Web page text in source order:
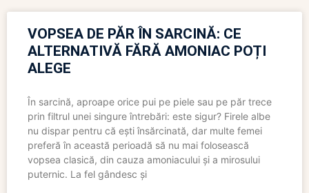
VOPSEA DE PĂR ÎN SARCINĂ: CE
ALTERNATIVĂ FĂRĂ AMONIAC POȚI
ALEGE
În sarcină, aproape orice pui pe piele sau pe păr trece
prin filtrul unei singure întrebări: este sigur? Firele albe
nu dispar pentru că ești însărcinată, dar multe femei
preferă în această perioadă să nu mai folosească
vopsea clasică, din cauza amoniacului și a mirosului
puternic. La fel gândesc și